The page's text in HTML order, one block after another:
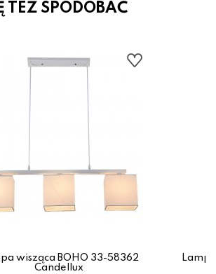
TEŻ SPODOBAĆ
wisząca BOHO 33-58362
Candellux